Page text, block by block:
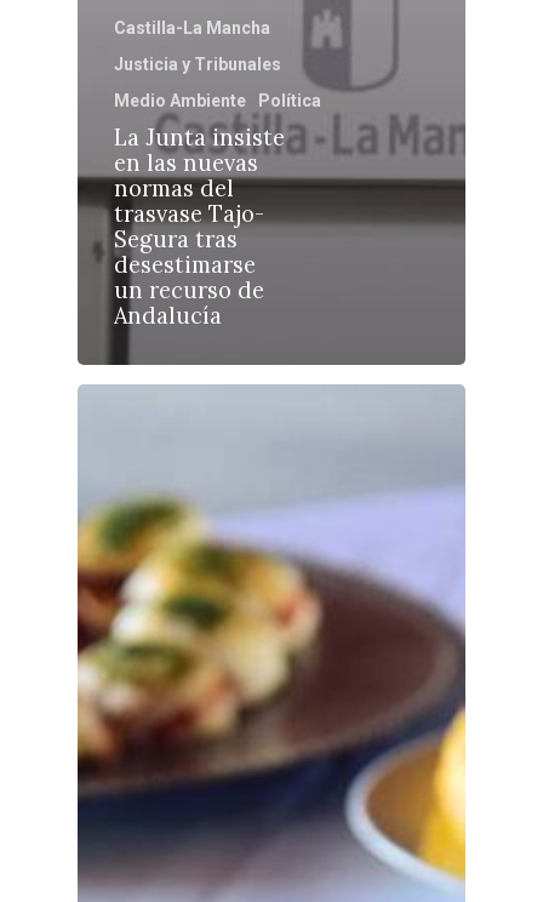
Castilla-La Mancha
Justicia y Tribunales
Medio Ambiente
Política
La Junta insiste
en las nuevas
normas del
trasvase Tajo-
Segura tras
desestimarse
un recurso de
Andalucía
Albacete
Cuenca
Guadalajara
Talavera
Economía
Educación
Cultura
Deportes
Sucesos
Especiales